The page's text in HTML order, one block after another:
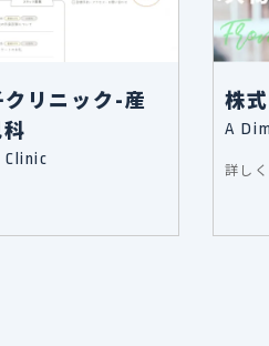
リニック-産
Clinic
株
A
詳し